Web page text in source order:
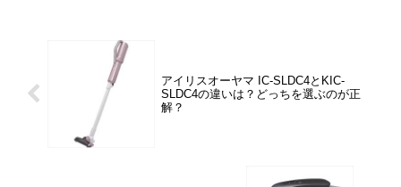
アイリスオーヤマ IC-SLDC4とKIC-
SLDC4の違いは？どっちを選ぶのが正
解？